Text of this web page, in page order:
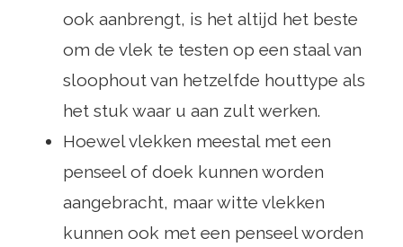
ook aanbrengt, is het altijd het beste
om de vlek te testen op een staal van
sloophout van hetzelfde houttype als
het stuk waar u aan zult werken.
Hoewel vlekken meestal met een
penseel of doek kunnen worden
aangebracht, maar witte vlekken
kunnen ook met een penseel worden